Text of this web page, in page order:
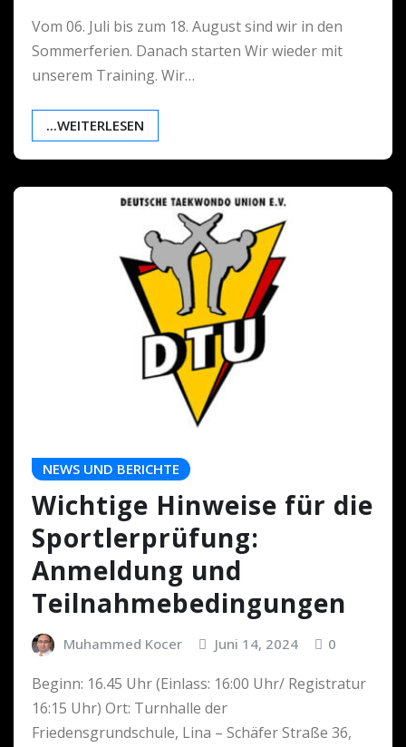
Vom 06. Juli bis zum 18. August sind wir in den
Sommerferien. Danach starten Wir wieder mit
unserem Training. Wir…
...WEITERLESEN
NEWS UND BERICHTE
Wichtige Hinweise für die
Sportlerprüfung:
Anmeldung und
Teilnahmebedingungen
Muhammed Kocer Juni 14, 2024 0
Beginn: 16.45 Uhr (Einlass: 16:00 Uhr/ Registratur
16:15 Uhr) Ort: Turnhalle der
Friedensgrundschule, Lina – Schäfer Straße 36,